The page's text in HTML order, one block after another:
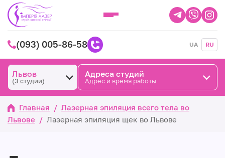
(093) 005-86-58 UA RU
Львов
(3 студии)
Адреса студий
Адрес и время работы
Главная / Лазерная эпиляция всего тела во
Львове
/ Лазерная эпиляция щек во Львове